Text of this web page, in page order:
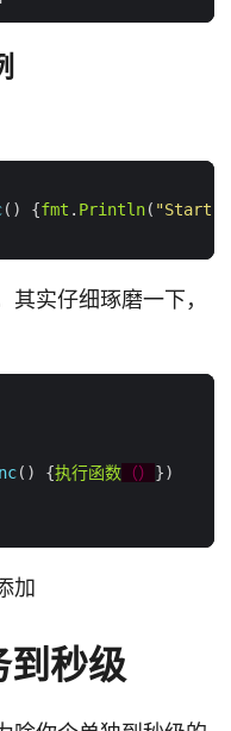
() {fmt . Println( "Start
实仔细琢磨一下，
() {执行函数 （）
加
秒级